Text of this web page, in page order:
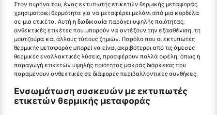
Στον πυρήνα του, ένας εκτυπωτής ετικετών θερμικής μεταφοράς
χρησιμοποιεί θερμότητα για να μεταφέρει μελάνι από μια κορδέλα
σε μια ετικέτα. Αυτή η διαδικασία παράγει υψηλής ποιότητας,
ανθεκτικές ετικέτες που μπορούν να αντέξουν την εξασθένιση, τη
μουτζούρα και άλλους τύπους ζημιών. Παρόλο που οι εκτυπωτές
θερμικής μεταφοράς μπορεί να είναι ακριβότεροι από τις άμεσες
θερμικές εναλλακτικές λύσεις, προσφέρουν πολλά οφέλη, όπως η
παραγωγή ετικετών υψηλής ποιότητας μακράς διάρκειας που
παραμένουν ανθεκτικές σε διάφορες περιβαλλοντικές συνθήκες.
Ενσωμάτωση συσκευών με εκτυπωτές
ετικετών θερμικής μεταφοράς